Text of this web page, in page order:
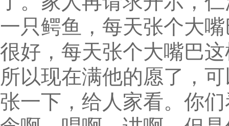
一只鳄鱼，每天张个大
很好，每天张个大嘴巴
所以现在满他的愿了，
张一下，给人家看。你